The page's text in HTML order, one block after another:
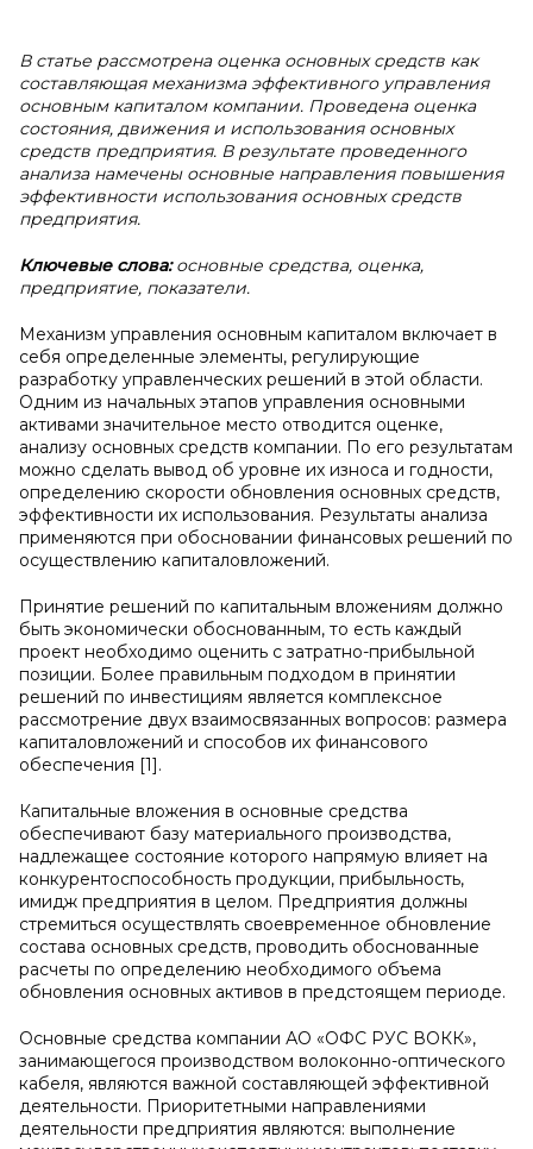
В статье рассмотрена оценка основных средств как
составляющая механизма эффективного управления
основным капиталом компании. Проведена оценка
состояния, движения и использования основных
средств предприятия. В результате проведенного
анализа намечены основные направления повышения
эффективности использования основных средств
предприятия.
Ключевые слова:основные средства, оценка,
предприятие, показатели.
Механизм управления основным капиталом включает в
себя определенные элементы, регулирующие
разработку управленческих решений в этой области.
Одним из начальных этапов управления основными
активами значительное место отводится оценке,
анализу основных средств компании. По его результатам
можно сделать вывод об уровне их износа и годности,
определению скорости обновления основных средств,
эффективности их использования. Результаты анализа
применяются при обосновании финансовых решений по
осуществлению капиталовложений.
Принятие решений по капитальным вложениям должно
быть экономически обоснованным, то есть каждый
проект необходимо оценить с затратно-прибыльной
позиции. Более правильным подходом в принятии
решений по инвестициям является комплексное
рассмотрение двух взаимосвязанных вопросов: размера
капиталовложений и способов их финансового
обеспечения [1].
Капитальные вложения в основные средства
обеспечивают базу материального производства,
надлежащее состояние которого напрямую влияет на
конкурентоспособность продукции, прибыльность,
имидж предприятия в целом. Предприятия должны
стремиться осуществлять своевременное обновление
состава основных средств, проводить обоснованные
расчеты по определению необходимого объема
обновления основных активов в предстоящем периоде.
Основные средства компании АО «ОФС РУС ВОКК»,
занимающегося производством волоконно-оптического
кабеля, являются важной составляющей эффективной
деятельности. Приоритетными направлениями
деятельности предприятия являются: выполнение